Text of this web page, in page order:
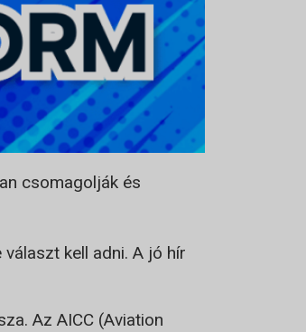
csomagolják és
kell adni. A jó hír
Az AICC (Aviation